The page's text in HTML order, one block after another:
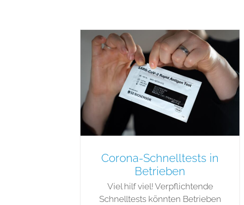
Corona-Schnelltests in
Betrieben
Viel hilf viel! Verpflichtende
Schnelltests könnten Betrieben